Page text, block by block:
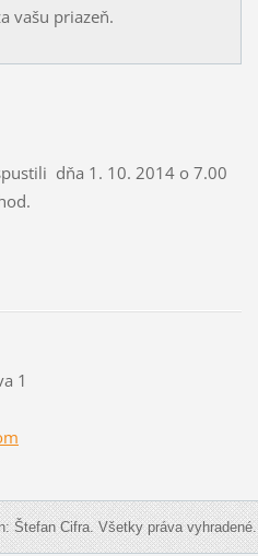
vašu priazeň.
dňa 1. 10. 2014 o 7.00
1
Štefan Cifra. Všetky práva vyhradené.